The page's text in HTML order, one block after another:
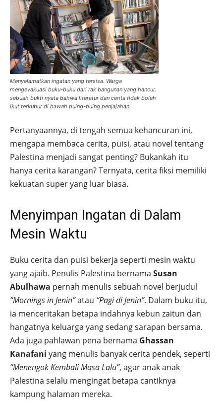
Menyelamatkan ingatan yang tersisa. Warga
mengevakuasi buku-buku dari rak bangunan yang hancur,
sebuah bukti nyata bahwa literatur dan cerita tidak boleh
ikut terkubur di bawah puing-puing penjajahan.
Pertanyaannya, di tengah semua kehancuran ini,
mengapa membaca cerita, puisi, atau novel tentang
Palestina menjadi sangat penting? Bukankah itu
hanya cerita karangan? Ternyata, cerita fiksi memiliki
kekuatan super yang luar biasa.
Menyimpan Ingatan di Dalam
Mesin Waktu
Buku cerita dan puisi bekerja seperti mesin waktu
yang ajaib. Penulis Palestina bernama Susan
Abulhawa pernah menulis sebuah novel berjudul
“Mornings in Jenin”atau “Pagi di Jenin”. Dalam buku itu,
ia menceritakan betapa indahnya kebun zaitun dan
hangatnya keluarga yang sedang sarapan bersama.
Ada juga pahlawan pena bernama Ghassan
Kanafani yang menulis banyak cerita pendek, seperti
“Menengok Kembali Masa Lalu”, agar anak anak
Palestina selalu mengingat betapa cantiknya
kampung halaman mereka.